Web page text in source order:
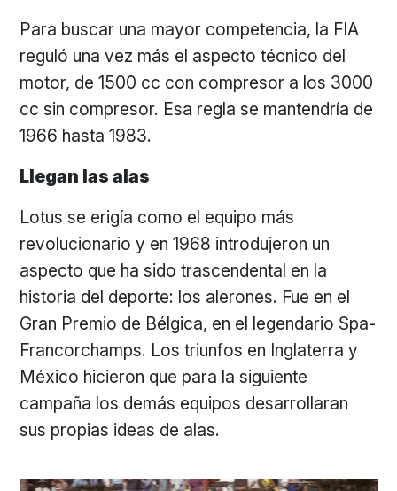
Para buscar una mayor competencia, la FIA
reguló una vez más el aspecto técnico del
motor, de 1500 cc con compresor a los 3000
cc sin compresor. Esa regla se mantendría de
1966 hasta 1983.
Llegan las alas
Lotus se erigía como el equipo más
revolucionario y en 1968 introdujeron un
aspecto que ha sido trascendental en la
historia del deporte: los alerones. Fue en el
Gran Premio de Bélgica, en el legendario Spa-
Francorchamps. Los triunfos en Inglaterra y
México hicieron que para la siguiente
campaña los demás equipos desarrollaran
sus propias ideas de alas.